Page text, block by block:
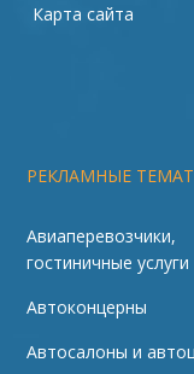
РЕКЛАМНЫЕ
Карта сайта
Авиаперевозчики,
гостиничные услуги
Автоконцерны
Автосалоны и